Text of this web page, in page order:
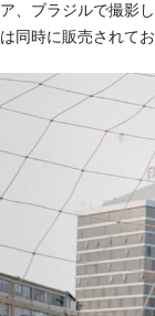
ア、ブラジルで撮影
は同時に販売されて